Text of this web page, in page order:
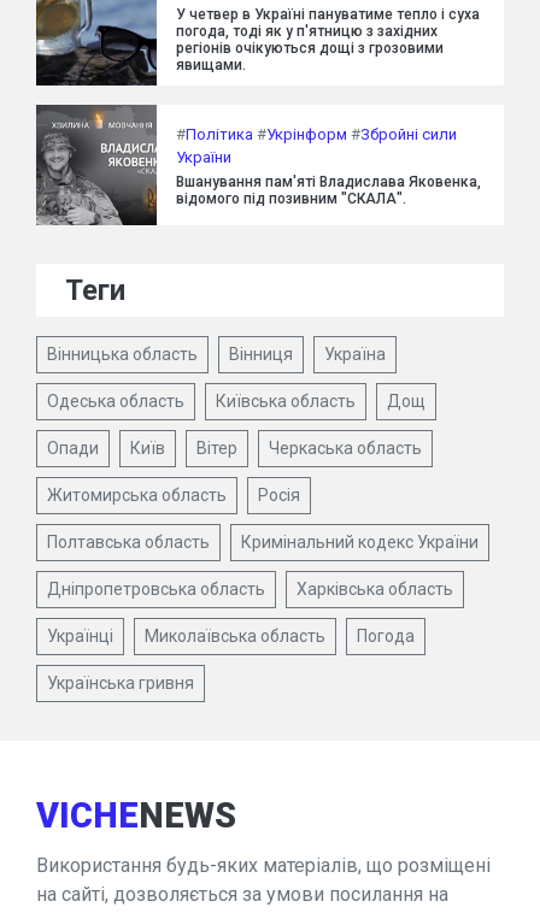
У четвер в Україні пануватиме тепло і суха
погода, тоді як у п'ятницю з західних
регіонів очікуються дощі з грозовими
явищами.
#Політика #Укрінформ #Збройні сили
України
Вшанування пам'яті Владислава Яковенка,
відомого під позивним "СКАЛА".
Теги
Вінницька область Вінниця Україна
Одеська область Київська область Дощ
Опади Київ Вітер Черкаська область
Житомирська область Росія
Полтавська область Кримінальний кодекс України
Дніпропетровська область Харківська область
Українці Миколаївська область Погода
Українська гривня
VICHENEWS
Використання будь-яких матеріалів, що розміщені
на сайті, дозволяється за умови посилання на